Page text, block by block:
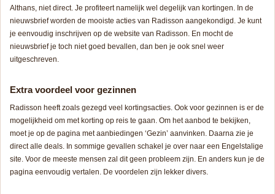
Althans, niet direct. Je profiteert namelijk wel degelijk van kortingen. In de
nieuwsbrief worden de mooiste acties van Radisson aangekondigd. Je kunt
je eenvoudig inschrijven op de website van Radisson. En mocht de
nieuwsbrief je toch niet goed bevallen, dan ben je ook snel weer
uitgeschreven.
Extra voordeel voor gezinnen
Radisson heeft zoals gezegd veel kortingsacties. Ook voor gezinnen is er de
mogelijkheid om met korting op reis te gaan. Om het aanbod te bekijken,
moet je op de pagina met aanbiedingen ‘Gezin’ aanvinken. Daarna zie je
direct alle deals. In sommige gevallen schakel je over naar een Engelstalige
site. Voor de meeste mensen zal dit geen probleem zijn. En anders kun je de
pagina eenvoudig vertalen. De voordelen zijn lekker divers.